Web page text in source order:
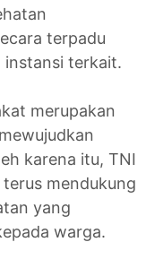
terpadu
instansi terkait.
merupakan
karena itu, TNI
mendukung
yang
warga.